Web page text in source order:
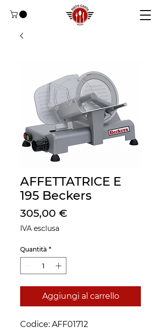
AFFETTATRICE E
195 Beckers
305,00 €
IVA esclusa
Quantità *
Aggiungi al carrello
Codice: AFF01712